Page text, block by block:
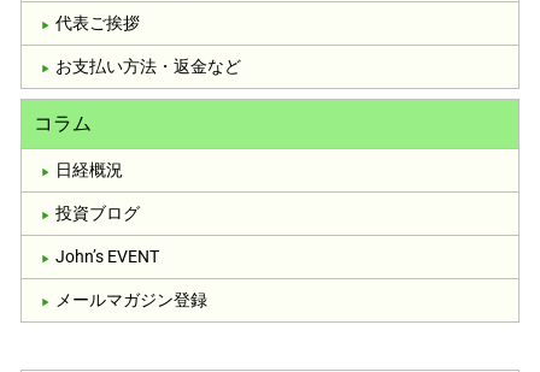
代表ご挨拶
お支払い方法・返金など
コラム
日経概況
投資ブログ
John’s EVENT
メールマガジン登録